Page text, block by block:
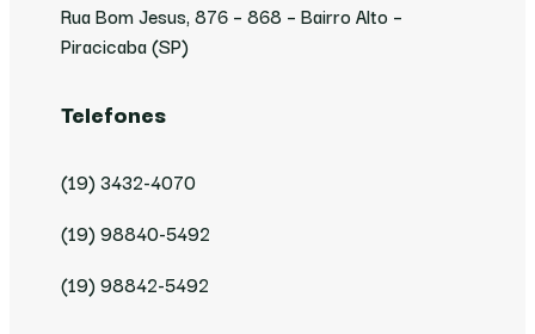
Rua Bom Jesus, 876 – 868 – Bairro Alto –
Piracicaba (SP)
Telefones
(19) 3432-4070
(19) 98840-5492
(19) 98842-5492